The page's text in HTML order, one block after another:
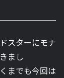
スターにモナ
まし
までも今回は